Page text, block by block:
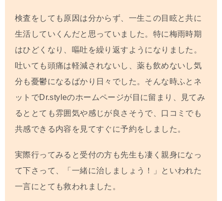
検査をしても原因は分からず、一生この目眩と共に
生活していくんだと思っていました。特に梅雨時期
はひどくなり、嘔吐を繰り返すようになりました。
吐いても頭痛は軽減されないし、薬も飲めないし気
分も憂鬱になるばかり日々でした。そんな時ふとネ
ットでDr.styleのホームページが目に留まり、見てみ
るととても雰囲気や感じが良さそうで、口コミでも
共感できる内容を見てすぐに予約をしました。
実際行ってみると受付の方も先生も凄く親身になっ
て下さって、「一緒に治しましょう！」といわれた
一言にとても救われました。